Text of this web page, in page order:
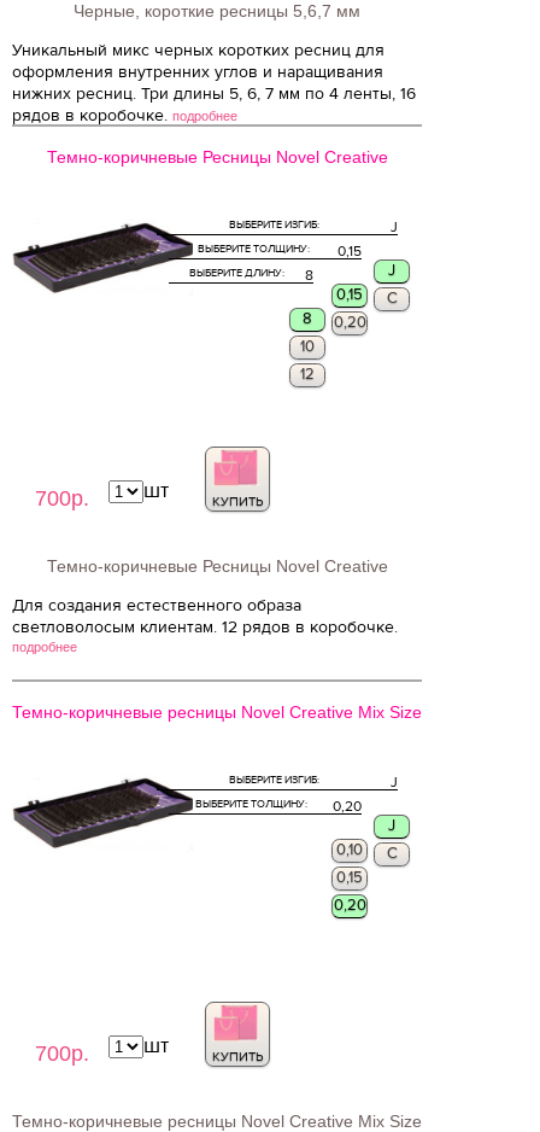
Черные, короткие ресницы 5,6,7 мм
Уникальный микс черных коротких ресниц для
оформления внутренних углов и наращивания
нижних ресниц. Три длины 5, 6, 7 мм по 4 ленты, 16
рядов в коробочке. подробнее
Темно-коричневые Ресницы Novel Creative
700р.
J
ВЫБЕРИТЕ ИЗГИБ:
0,15
ВЫБЕРИТЕ ТОЛЩИНУ:
8
ВЫБЕРИТЕ ДЛИНУ:
J
0,15
8
10
12
0,20
C
КУПИТЬ
шт
Темно-коричневые Ресницы Novel Creative
Для создания естественного образа
светловолосым клиентам. 12 рядов в коробочке.
подробнее
Темно-коричневые ресницы Novel Creative Mix Size
700р.
J
ВЫБЕРИТЕ ИЗГИБ:
0,20
ВЫБЕРИТЕ ТОЛЩИНУ:
J
0,10
0,15
0,20
C
КУПИТЬ
шт
Темно-коричневые ресницы Novel Creative Mix Size